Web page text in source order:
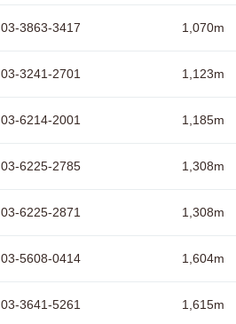
03-3863-3417 1,070m
03-3241-2701 1,123m
03-6214-2001 1,185m
03-6225-2785 1,308m
03-6225-2871 1,308m
03-5608-0414 1,604m
03-3641-5261 1,615m